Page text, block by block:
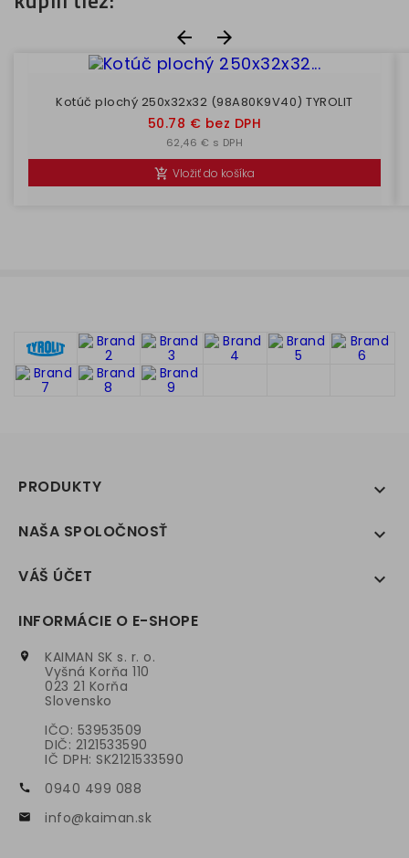
 
Kotúč plochý 250x32x32 (98A80K9V40) TYROLIT
Cena
50.78 € bez DPH
62,46 € s DPH
 Vložiť do košíka
PRODUKTY 
NAŠA SPOLOČNOSŤ 
VÁŠ ÚČET 
INFORMÁCIE O E-SHOPE

KAIMAN SK s. r. o.
Vyšná Korňa 110
023 21 Korňa
Slovensko
IČO: 53953509
DIČ: 2121533590
IČ DPH: SK2121533590
 0940 499 088
 info@kaiman.sk